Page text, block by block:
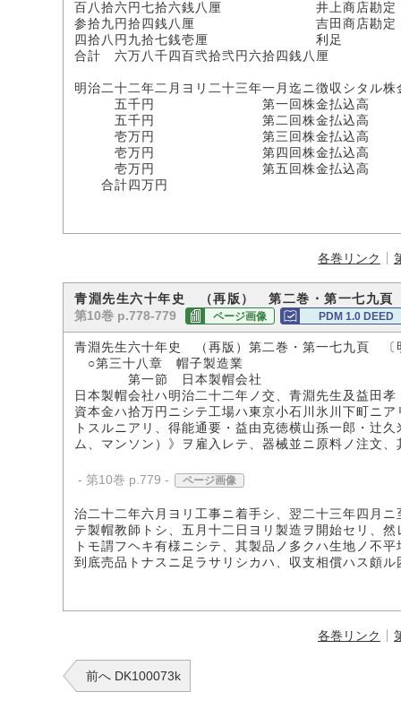
百八拾六円七拾六銭八厘 井上商店勘定
参拾九円拾四銭八厘 吉田商店勘定
四拾八円九拾七銭壱厘 利足
合計 六万八千四百弐拾弐円六拾四銭八厘
明治二十二年二月ヨリ二十三年一月迄ニ徴収シタル株
五千円 第一回株金払込高
五千円 第二回株金払込高
壱万円 第三回株金払込高
壱万円 第四回株金払込高
壱万円 第五回株金払込高
合計四万円
各巻リンク
青淵先生六十年史 （再版） 第二巻・第一七九頁
第10巻 p.778-779 ページ画像 PDM 1.0 DEED
青淵先生六十年史 （再版）第二巻・第一七九頁 〔
○第三十八章 帽子製造業
第一節 日本製帽会社
日本製帽会社ハ明治二十二年ノ交、青淵先生及益田
資本金ハ拾万円ニシテ工場ハ東京小石川氷川下町ニ
トスルニアリ、得能通要・益由克徳横山孫一郎・辻
ム、マンソン）》ヲ雇入レテ、器械並ニ原料ノ注文
- 第10巻 p.779 - ページ画像
治二十二年六月ヨリ工事ニ着手シ、翌二十三年四月
テ製帽教師トシ、五月十二日ヨリ製造ヲ開始セリ、
トモ謂フヘキ有様ニシテ、其製品ノ多クハ生地ノ不
到底売品トナスニ足ラサリシカハ、収支相償ハス頗ル
各巻リンク
前へ DK100073k